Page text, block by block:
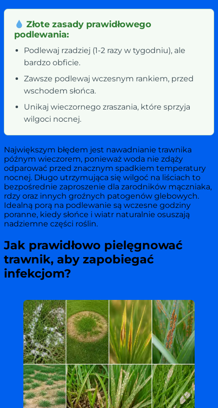
Złote zasady prawidłowego
podlewania:
Podlewaj rzadziej (1-2 razy w tygodniu), ale
bardzo obficie.
Zawsze podlewaj wczesnym rankiem, przed
wschodem słońca.
Unikaj wieczornego zraszania, które sprzyja
wilgoci nocnej.
Największym błędem jest nawadnianie trawnika
późnym wieczorem, ponieważ woda nie zdąży
odparować przed znacznym spadkiem temperatury
nocnej. Długo utrzymująca się wilgoć na liściach to
bezpośrednie zaproszenie dla zarodników mączniaka,
rdzy oraz innych groźnych patogenów glebowych.
Idealną porą na podlewanie są wczesne godziny
poranne, kiedy słońce i wiatr naturalnie osuszają
nadziemne części roślin.
Jak prawidłowo pielęgnować
trawnik, aby zapobiegać
infekcjom?